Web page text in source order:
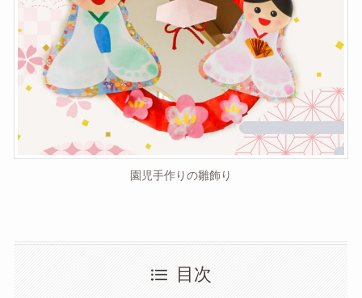
園児手作りの雛飾り
目次